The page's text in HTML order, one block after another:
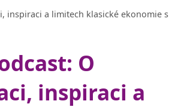
inspiraci a limitech klasické ekonomie s
O
inspiraci a